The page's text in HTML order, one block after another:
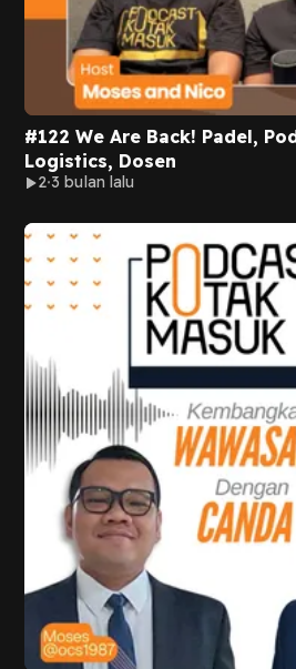
#122 We Are Back! Padel,
Logistics, Dosen
2 3 bulan lalu